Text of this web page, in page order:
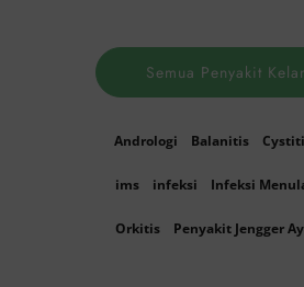
Semua Penyakit
Andrologi Balanitis
ims infeksi Infeksi
Orkitis Penyakit Jengger